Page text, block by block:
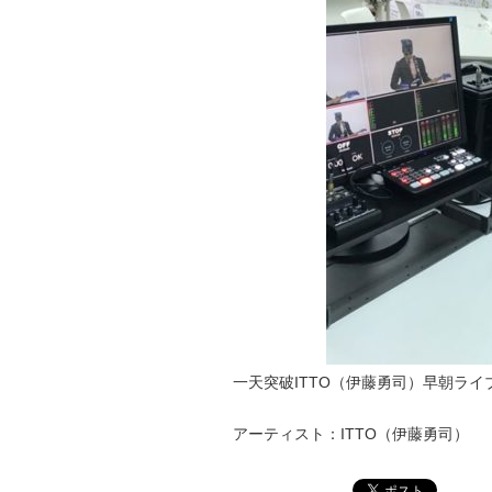
一天突破ITTO（伊藤勇司）早朝ライ
アーティスト：ITTO（伊藤勇司）